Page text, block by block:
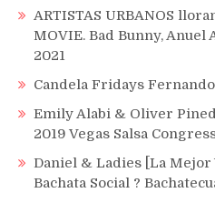
ARTISTAS URBANOS
MOVIE. Bad Bunny, Anuel
2021
Candela Fridays
Emily Alabi & Oliver
2019 Vegas Salsa
Daniel & Ladies [La Mejor
Bachata Social ?